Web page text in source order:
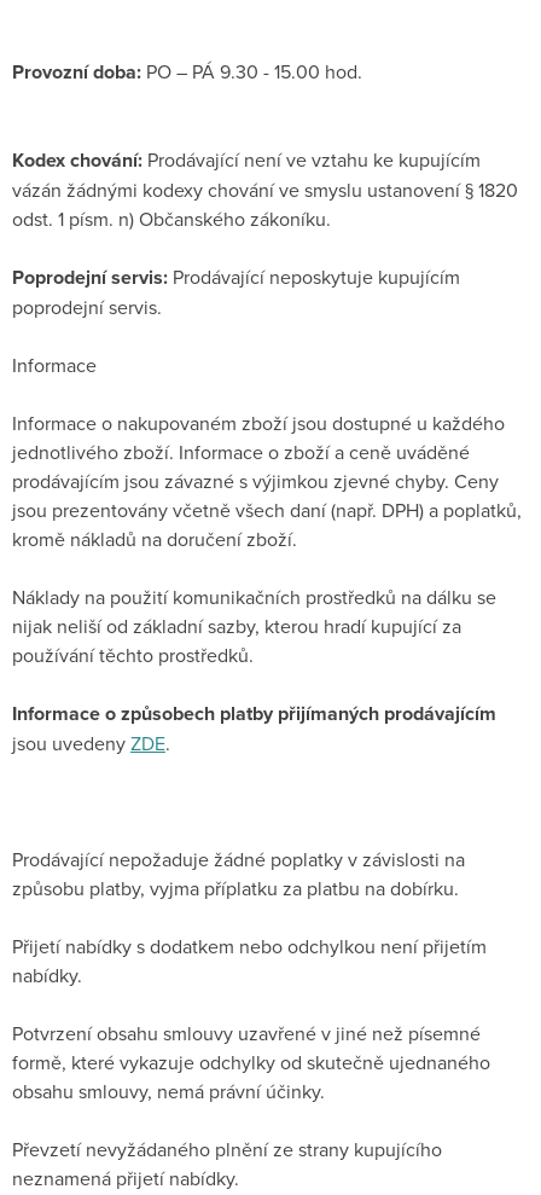
Provozní doba: PO – PÁ 9.30 - 15.00 hod.
Kodex chování: Prodávající není ve vztahu ke kupujícím
vázán žádnými kodexy chování ve smyslu ustanovení § 1820
odst. 1 písm. n) Občanského zákoníku.
Poprodejní servis: Prodávající neposkytuje kupujícím
poprodejní servis.
Informace
Informace o nakupovaném zboží jsou dostupné u každého
jednotlivého zboží. Informace o zboží a ceně uváděné
prodávajícím jsou závazné s výjimkou zjevné chyby. Ceny
jsou prezentovány včetně všech daní (např. DPH) a poplatků,
kromě nákladů na doručení zboží.
Náklady na použití komunikačních prostředků na dálku se
nijak neliší od základní sazby, kterou hradí kupující za
používání těchto prostředků.
Informace o způsobech platby přijímaných prodávajícím
jsou uvedenyZDE.
Prodávající nepožaduje žádné poplatky v závislosti na
způsobu platby, vyjma příplatku za platbu na dobírku.
Přijetí nabídky s dodatkem nebo odchylkou není přijetím
nabídky.
Potvrzení obsahu smlouvy uzavřené v jiné než písemné
formě, které vykazuje odchylky od skutečně ujednaného
obsahu smlouvy, nemá právní účinky.
Převzetí nevyžádaného plnění ze strany kupujícího
neznamená přijetí nabídky.